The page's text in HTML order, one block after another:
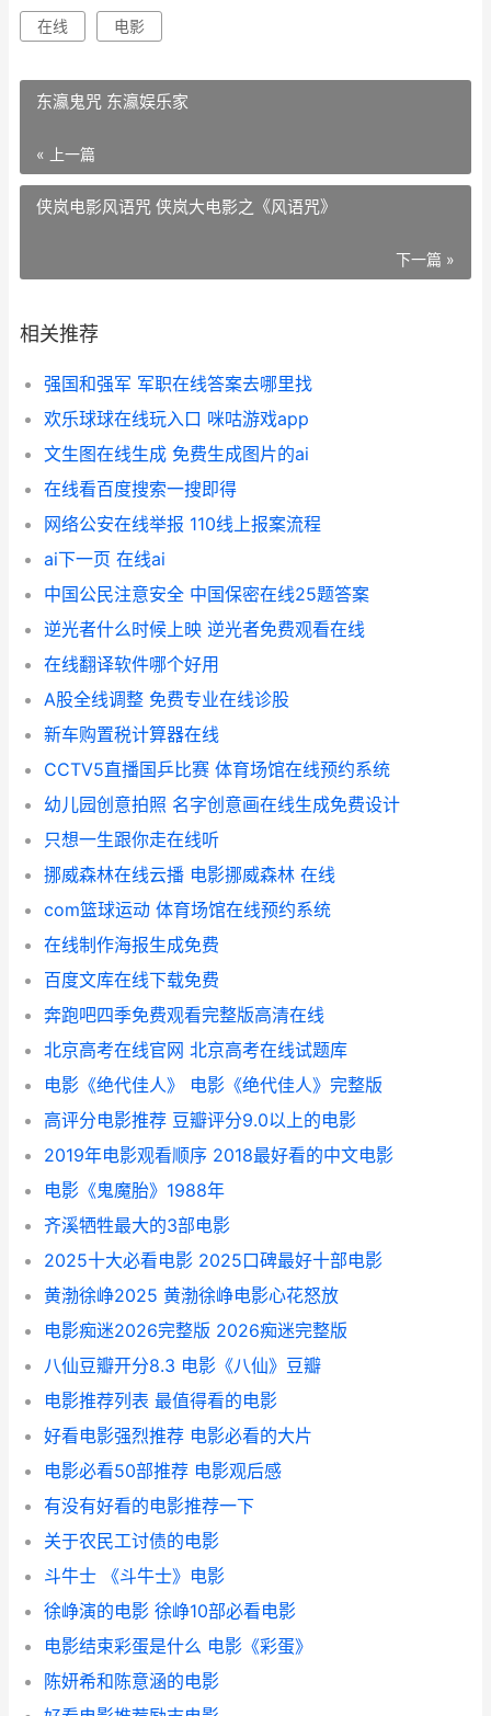
在线 电影
东瀛鬼咒 东瀛娱乐家
« 上一篇
侠岚电影风语咒 侠岚大电影之《风语咒》
下一篇 »
相关推荐
强国和强军 军职在线答案去哪里找
欢乐球球在线玩入口 咪咕游戏app
文生图在线生成 免费生成图片的ai
在线看百度搜索一搜即得
网络公安在线举报 110线上报案流程
ai下一页 在线ai
中国公民注意安全 中国保密在线25题答案
逆光者什么时候上映 逆光者免费观看在线
在线翻译软件哪个好用
A股全线调整 免费专业在线诊股
新车购置税计算器在线
CCTV5直播国乒比赛 体育场馆在线预约系统
幼儿园创意拍照 名字创意画在线生成免费设计
只想一生跟你走在线听
挪威森林在线云播 电影挪威森林 在线
com篮球运动 体育场馆在线预约系统
在线制作海报生成免费
百度文库在线下载免费
奔跑吧四季免费观看完整版高清在线
北京高考在线官网 北京高考在线试题库
电影《绝代佳人》 电影《绝代佳人》完整版
高评分电影推荐 豆瓣评分9.0以上的电影
2019年电影观看顺序 2018最好看的中文电影
电影《鬼魔胎》1988年
齐溪牺牲最大的3部电影
2025十大必看电影 2025口碑最好十部电影
黄渤徐峥2025 黄渤徐峥电影心花怒放
电影痴迷2026完整版 2026痴迷完整版
八仙豆瓣开分8.3 电影《八仙》豆瓣
电影推荐列表 最值得看的电影
好看电影强烈推荐 电影必看的大片
电影必看50部推荐 电影观后感
有没有好看的电影推荐一下
关于农民工讨债的电影
斗牛士 《斗牛士》电影
徐峥演的电影 徐峥10部必看电影
电影结束彩蛋是什么 电影《彩蛋》
陈妍希和陈意涵的电影